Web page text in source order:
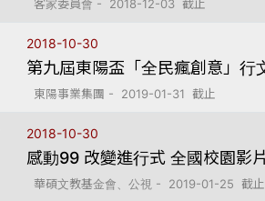
客家委員會 - 2018-12-03 截止
2018-10-30
第九屆東陽盃「全民瘋創意」行
東陽事業集團 - 2019-01-31 截止
2018-10-30
感動99 改變進行式 全國校園影
華碩文教基金會、公視 - 2019-01-25 截止